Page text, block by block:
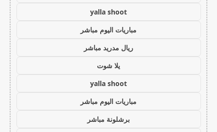
yalla shoot
مباريات اليوم مباشر
ريال مدريد مباشر
يلا شوت
yalla shoot
مباريات اليوم مباشر
برشلونة مباشر